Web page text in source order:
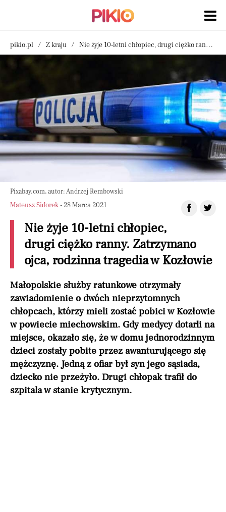
pikio.pl Z kraju Nie żyje 10-letni chłopiec, drugi ciężko ranny. Zatrzymano ojca, rodzinna tragedia w Kozłowie
Pixabay.com, autor: Andrzej Rembowski
Mateusz Sidorek- 28 Marca 2021
Nie żyje 10-letni chłopiec,
drugi ciężko ranny. Zatrzymano
ojca, rodzinna tragedia w Kozłowie
Małopolskie służby ratunkowe otrzymały
zawiadomienie o dwóch nieprzytomnych
chłopcach, którzy mieli zostać pobici w Kozłowie
w powiecie miechowskim. Gdy medycy dotarli na
miejsce, okazało się, że w domu jednorodzinnym
dzieci zostały pobite przez awanturującego się
mężczyznę. Jedną z ofiar był syn jego sąsiada,
dziecko nie przeżyło. Drugi chłopak trafił do
szpitala w stanie krytycznym.